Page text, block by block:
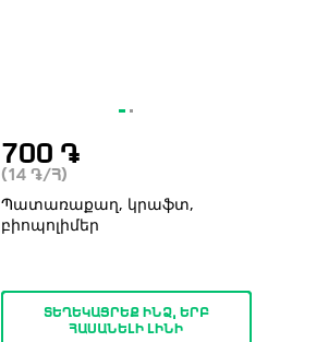
700 ֏
(14 ֏ /Հ)
Պատառաքաղ, կրաֆտ,
բիոպոլիմեր
ՏԵՂԵԿԱՑՐԵՔ ԻՆՁ, ԵՐԲ
ՀԱՍԱՆԵԼԻ ԼԻՆԻ